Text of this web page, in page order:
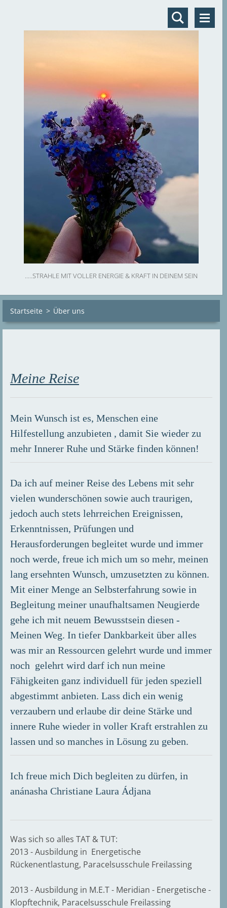
.....STRAHLE MIT VOLLER ENERGIE & KRAFT IN DEINEM SEIN
Startseite > Über uns
Meine Reise
Mein Wunsch ist es, Menschen eine
Hilfestellung anzubieten , damit Sie wieder zu
mehr Innerer Ruhe und Stärke finden können!
Da ich auf meiner Reise des Lebens mit sehr
vielen wunderschönen sowie auch traurigen,
jedoch auch stets lehrreichen Ereignissen,
Erkenntnissen, Prüfungen und
Herausforderungen begleitet wurde und immer
noch werde, freue ich mich um so mehr, meinen
lang ersehnten Wunsch, umzusetzten zu können.
Mit einer Menge an Selbsterfahrung sowie in
Begleitung meiner unaufhaltsamen Neugierde
gehe ich mit neuem Bewusstsein diesen -
Meinen Weg. In tiefer Dankbarkeit über alles
was mir an Ressourcen gelehrt wurde und immer
noch gelehrt wird darf ich nun meine
Fähigkeiten ganz individuell für jeden speziell
abgestimmt anbieten. Lass dich ein wenig
verzaubern und erlaube dir deine Stärke und
innere Ruhe wieder in voller Kraft erstrahlen zu
lassen und so manches in Lösung zu geben.
Ich freue mich Dich begleiten zu dürfen, in
anánasha Christiane Laura Ádjana
Was sich so alles TAT & TUT:
2013 - Ausbildung in Energetische
Rückenentlastung, Paracelsusschule Freilassing
2013 - Ausbildung in M.E.T - Meridian - Energetische -
Klopftechnik, Paracelsusschule Freilassing